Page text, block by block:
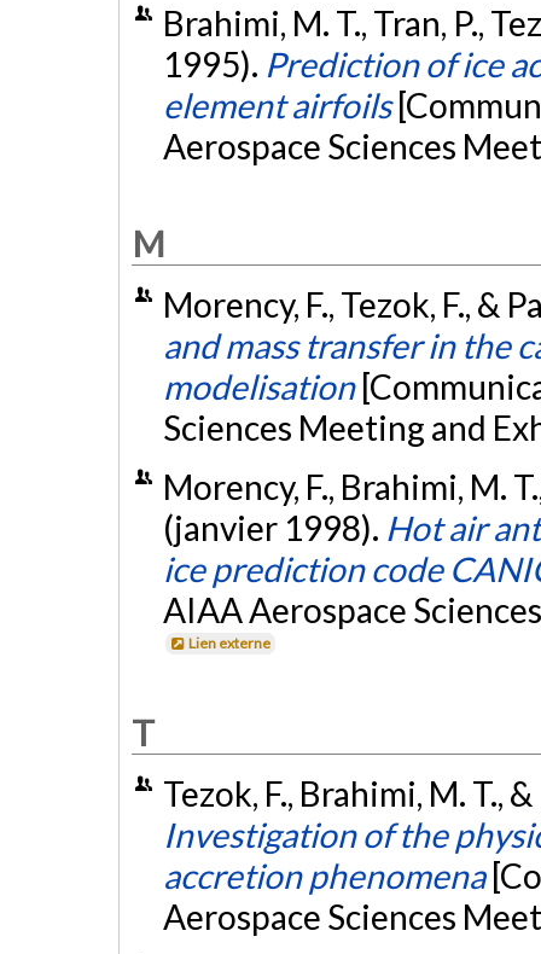
Brahimi, M. T., Tran, P.,
1995). Prediction of ice
element airfoils
Aerospace Sciences
M
Morency, F., Tezok, F., &
and mass transfer in the
modelisation
Sciences Meeting and
Morency, F., Brahimi, M.
(janvier 1998). Hot air
ice prediction code
AIAA Aerospace
Lien externe
T
Tezok, F., Brahimi, M. T.,
Investigation of the
accretion phenomena
Aerospace Sciences